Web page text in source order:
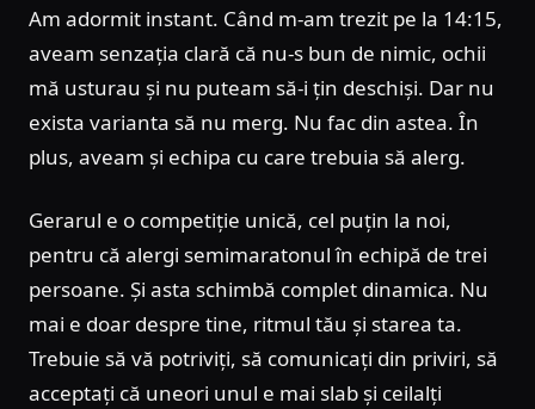
Am adormit instant. Când m-am trezit pe la 14:15,
aveam senzația clară că nu-s bun de nimic, ochii
mă usturau și nu puteam să-i țin deschiși. Dar nu
exista varianta să nu merg. Nu fac din astea. În
plus, aveam și echipa cu care trebuia să alerg.
Gerarul e o competiție unică, cel puțin la noi,
pentru că alergi semimaratonul în echipă de trei
persoane. Și asta schimbă complet dinamica. Nu
mai e doar despre tine, ritmul tău și starea ta.
Trebuie să vă potriviți, să comunicați din priviri, să
acceptați că uneori unul e mai slab și ceilalți